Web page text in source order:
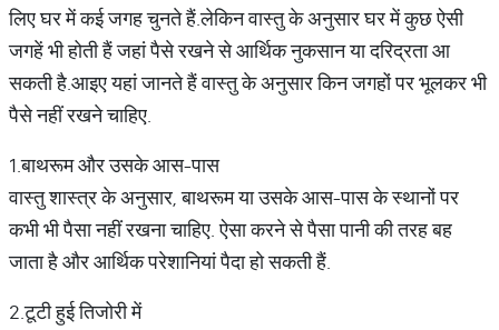
लिए घर में कई जगह चुनते हैं.लेकिन वास्तु के अनुसार घर में कुछ ऐसी
जगहें भी होती हैं जहां पैसे रखने से आर्थिक नुकसान या दरिद्रता आ
सकती है.आइए यहां जानते हैं वास्तु के अनुसार किन जगहों पर भूलकर भी
पैसे नहीं रखने चाहिए.
1.बाथरूम और उसके आस-पास
वास्तु शास्त्र के अनुसार, बाथरूम या उसके आस-पास के स्थानों पर
कभी भी पैसा नहीं रखना चाहिए. ऐसा करने से पैसा पानी की तरह बह
जाता है और आर्थिक परेशानियां पैदा हो सकती हैं.
2.टूटी हुई तिजोरी में